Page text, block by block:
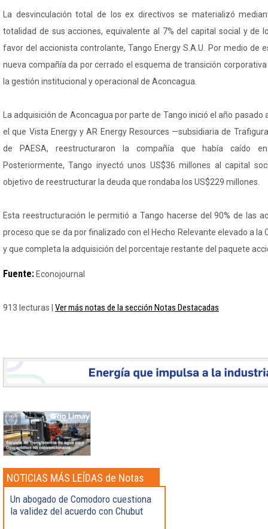
La desvinculación total de los ex directivos se materializó
totalidad de sus acciones, equivalente al 7% del capital social y de
favor del accionista controlante, Tango Energy S.A.U. Por medio de
nueva compañía da por cerrado el esquema de transición
la gestión institucional y operacional de Aconcagua.
La adquisición de Aconcagua por parte de Tango inició el año
el que Vista Energy y AR Energy Resources —subsidiaria de
de PAESA, reestructuraron la compañía que había caído
Posteriormente, Tango inyectó unos US$36 millones al capital
objetivo de reestructurar la deuda que rondaba los US$229 millones.
Esta reestructuración le permitió a Tango hacerse del 90% de las
proceso que se da por finalizado con el Hecho Relevante elevado a la
y que completa la adquisición del porcentaje restante del paquete
Fuente: Econojournal
913 lecturas | Ver más notas de la sección Notas Destacadas
NOTICIAS MÁS LEÍDAS de Notas
Destacadas
Un abogado de Comodoro cuestiona
la validez del acuerdo con Chubut